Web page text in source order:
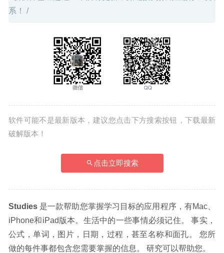
系！ /
软件可能不是最新版本，建议您点击下方搜索按钮，下载最新
破解版本！
点击立即搜索
Studies 是一款帮助您掌握学习目标的应用程序，有Mac、
iPhone和iPad版本。生活中的一些事情必须记住。 事实，
公式，单词，图片，日期，过程，甚至名称和面孔。 您所
做的每件事都包含您需要掌握的信息。 研究可以帮助您。